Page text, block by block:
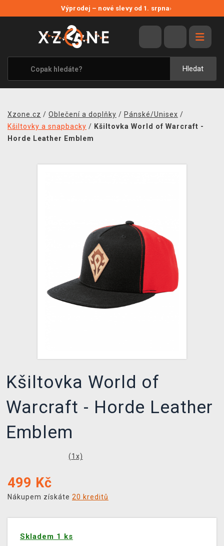
Výprodej – nové slevy od 1. srpna›
Hledat
VÝPRODEJ
VIDEOHRY
XZONE ORIGINALS
TÉMATIKY
MERCHANDISE
TCG & BOARDGAME HUB
VÝKUP HER (BAZAR)
Xzone.cz / Oblečení a doplňky / Pánské/Unisex /
Kšiltovky a snapbacky / Kšiltovka World of Warcraft -
Horde Leather Emblem
Kšiltovka World of
Warcraft - Horde Leather
Emblem
(1 x)
499 Kč
Nákupem získáte 20 kreditů
Skladem 1 ks